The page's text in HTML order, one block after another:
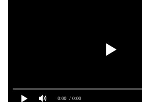
0:00 / 0:00